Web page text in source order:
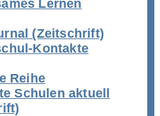
Lernen
(Zeitschrift)
Kontakte
Reihe
Schulen aktuell